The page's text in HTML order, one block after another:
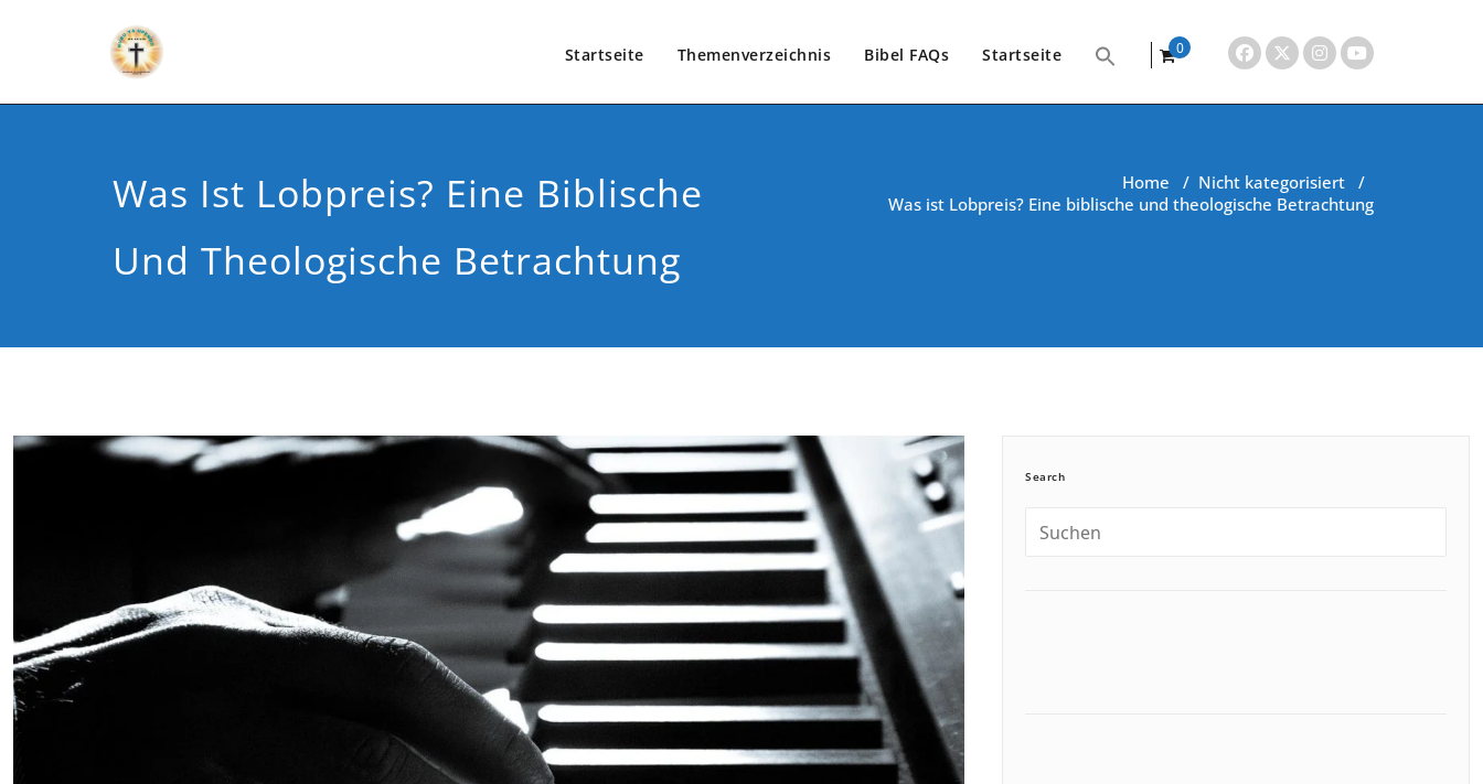
Startseite Themenverzeichnis Bibel FAQs Startseite
0
Was Ist Lobpreis? Eine Biblische
Und Theologische Betrachtung
Home / Nicht kategorisiert /
Was ist Lobpreis? Eine biblische und theologische Betrachtung
Search